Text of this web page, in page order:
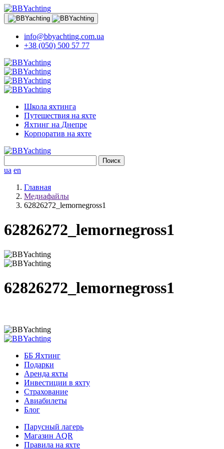
info@bbyachting.com.ua
+38 (050) 500 57 77
Школа яхтинга
Путешествия на яхте
Яхтинг на Днепре
Корпоратив на яхте
ua en
Главная
Медиафайлы
62826272_lemornegross1
62826272_lemornegross1
62826272_lemornegross1
ББ Яхтинг
Подарки
Аренда яхты
Инвестиции в яхту
Страхование
Авиабилеты
Блог
Парусный лагерь
Магазин AQR
Правила на яхте